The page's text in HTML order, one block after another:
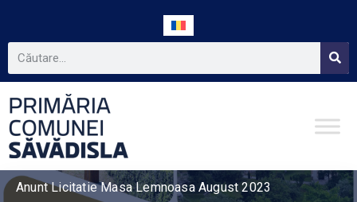
Anunt Licitatie Masa Lemnoasa August 2023